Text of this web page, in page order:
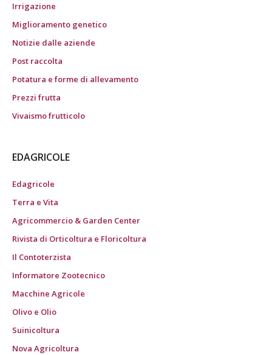
Irrigazione
Miglioramento genetico
Notizie dalle aziende
Post raccolta
Potatura e forme di allevamento
Prezzi frutta
Vivaismo frutticolo
EDAGRICOLE
Edagricole
Terra e Vita
Agricommercio & Garden Center
Rivista di Orticoltura e Floricoltura
Il Contoterzista
Informatore Zootecnico
Macchine Agricole
Olivo e Olio
Suinicoltura
Nova Agricoltura